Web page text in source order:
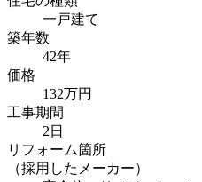
一戸建て
築年数
42年
価格
132万円
工事期間
2日
リフォーム箇所
（採用したメーカー）